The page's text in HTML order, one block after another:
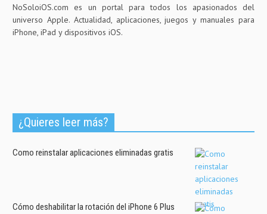
NoSoloiOS.com es un portal para todos los apasionados del
universo Apple. Actualidad, aplicaciones, juegos y manuales para
iPhone, iPad y dispositivos iOS.
¿Quieres leer más?
Como reinstalar aplicaciones eliminadas gratis
Cómo deshabilitar la rotación del iPhone 6 Plus